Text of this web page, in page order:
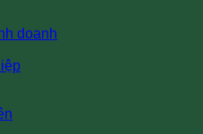
doanh